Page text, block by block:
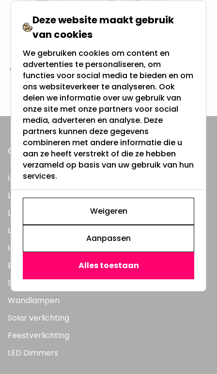
Gratis verzending + snel geleverd
Vanaf EUR100,- naar NL & BE
& 100 dagen recht op retour
Altijd uit eigen voorraad
3000m2 - 60.000+ Producten
ONZE PRODUCTEN
Inbouwspots
LED Lampen
LED TL Buizen
LED Panelen
Highbay's / Ufo's
Bouwlampen
Straatlampen
Wandlampen
Solar verlichting
Feestverlichting
LED Dimmers
Deze website maakt gebruik
van cookies
We gebruiken cookies om content en
advertenties te personaliseren, om
functies voor social media te bieden en om
ons websiteverkeer te analyseren. Ook
delen we informatie over uw gebruik van
onze site met onze partners voor social
media, adverteren en analyse. Deze
partners kunnen deze gegevens
combineren met andere informatie die u
aan ze heeft verstrekt of die ze hebben
verzameld op basis van uw gebruik van hun
services.
Weigeren
Aanpassen
Alles toestaan